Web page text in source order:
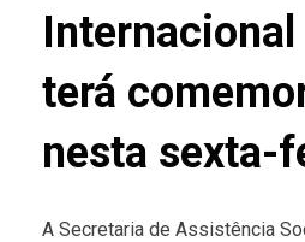
terá
nesta sexta-
A Secretaria de Assistência